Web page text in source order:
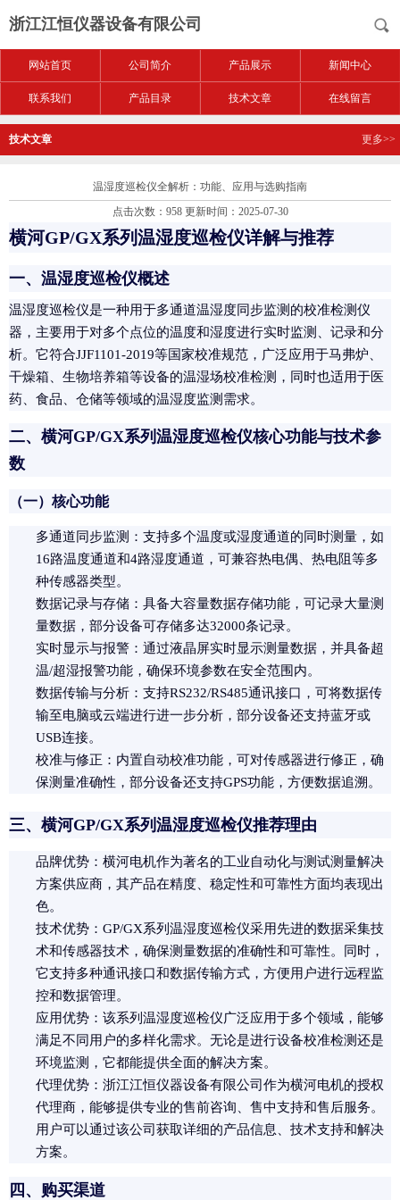
浙江江恒仪器设备有限公司
网站首页 公司简介 产品展示 新闻中心
联系我们 产品目录 技术文章 在线留言
技术文章 更多>>
温湿度巡检仪全解析：功能、应用与选购指南
点击次数：958 更新时间：2025-07-30
横河GP/GX系列温湿度巡检仪详解与推荐
一、温湿度巡检仪概述
温湿度巡检仪是一种用于多通道温湿度同步监测的校准检测仪
器，主要用于对多个点位的温度和湿度进行实时监测、记录和分
析。它符合JJF1101-2019等国家校准规范，广泛应用于马弗炉、
干燥箱、生物培养箱等设备的温湿场校准检测，同时也适用于医
药、食品、仓储等领域的温湿度监测需求。
二、横河GP/GX系列温湿度巡检仪核心功能与技术参
数
（一）核心功能
多通道同步监测 ：支持多个温度或湿度通道的同时测量，如
16路温度通道和4路湿度通道，可兼容热电偶、热电阻等多
种传感器类型。
数据记录与存储 ：具备大容量数据存储功能，可记录大量测
量数据，部分设备可存储多达32000条记录。
实时显示与报警 ：通过液晶屏实时显示测量数据，并具备超
温/超湿报警功能，确保环境参数在安全范围内。
数据传输与分析 ：支持RS232/RS485通讯接口，可将数据传
输至电脑或云端进行进一步分析，部分设备还支持蓝牙或
USB连接。
校准与修正 ：内置自动校准功能，可对传感器进行修正，确
保测量准确性，部分设备还支持GPS功能，方便数据追溯。
三、横河GP/GX系列温湿度巡检仪推荐理由
品牌优势 ：横河电机作为著名的工业自动化与测试测量解决
方案供应商，其产品在精度、稳定性和可靠性方面均表现出
色。
技术优势 ：GP/GX系列温湿度巡检仪采用先进的数据采集技
术和传感器技术，确保测量数据的准确性和可靠性。同时，
它支持多种通讯接口和数据传输方式，方便用户进行远程监
控和数据管理。
应用优势 ：该系列温湿度巡检仪广泛应用于多个领域，能够
满足不同用户的多样化需求。无论是进行设备校准检测还是
环境监测，它都能提供全面的解决方案。
代理优势 ：浙江江恒仪器设备有限公司作为横河电机的授权
代理商，能够提供专业的售前咨询、售中支持和售后服务。
用户可以通过该公司获取详细的产品信息、技术支持和解决
方案。
四、购买渠道